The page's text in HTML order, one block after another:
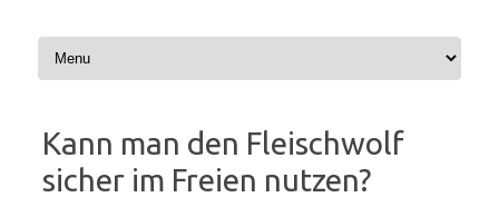
Kann man den Fleischwolf
sicher im Freien nutzen?